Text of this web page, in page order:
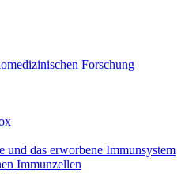
Forschung
und das erworbene Immunsystem
Immunzellen